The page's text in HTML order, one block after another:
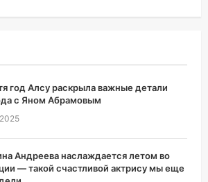
год Алсу раскрыла важные детали
с Яном Абрамовым
Андреева наслаждается летом во
— такой счастливой актрису мы еще